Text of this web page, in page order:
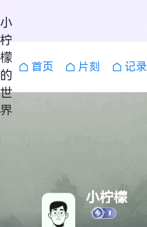
小
柠
檬
的
世
界
首页 片刻 记录
小柠檬